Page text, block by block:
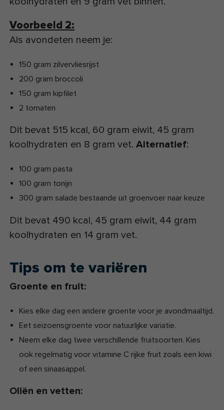
Voorbeeld 2:
Als avondeten neem je:
150 gram zilvervliesrijst
200 gram broccoli
150 gram kipfilet
2 tomaten
Dit bevat 515 kcal, 60 gram eiwit, 45 gram
koolhydraten en 8 gram vet.Alternatief:
100 gram pasta
100 gram tonijn
300 gram salade bestaande uit groenvoer naar keuze
Dit bevat 490 kcal, 45 gram eiwit, 44 gram
koolhydraten en 14 gram vet.
Tips om te variëren
Groente en fruit:
Kies elke dag een andere groente voor je avondmaaltijd.
Eet seizoensgroente voor natuurlijke variatie.
Neem elke dag twee verschillende fruitsoorten. Kies
ook regelmatig voor vitamine C rijke fruit zoals een kiwi
of een sinaasappel.
Oliën en vetten: